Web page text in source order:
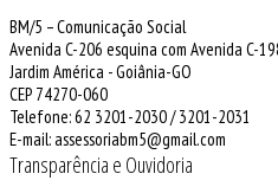
BM/5 – Comunicação Social
Avenida C-206 esquina com Avenida C-
Jardim América - Goiânia-GO
CEP 74270-060
Telefone: 62 3201-2030 / 3201-2031
E-mail: assessoriabm5@gmail.com
Transparência e Ouvidoria